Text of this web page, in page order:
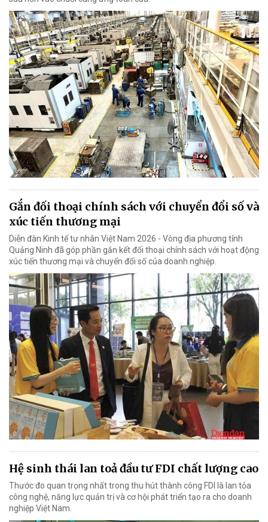
Gắn đối thoại chính sách với chuyển đổi số và
xúc tiến thương mại
Diễn đàn Kinh tế tư nhân Việt Nam 2026 - Vòng địa phương tỉnh
Quảng Ninh đã góp phần gắn kết đối thoại chính sách với hoạt động
xúc tiến thương mại và chuyển đổi số của doanh nghiệp.
Hệ sinh thái lan toả đầu tư FDI chất lượng cao
Thước đo quan trọng nhất trong thu hút thành công FDI là lan tỏa
công nghệ, năng lực quản trị và cơ hội phát triển tạo ra cho doanh
nghiệp Việt Nam.